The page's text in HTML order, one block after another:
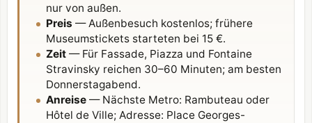
nur von außen.
Preis — Außenbesuch kostenlos; frühere
Museumstickets starteten bei 15 €.
Zeit — Für Fassade, Piazza und Fontaine
Stravinsky reichen 30–60 Minuten; am besten
Donnerstagabend.
Anreise — Nächste Metro: Rambuteau oder
Hôtel de Ville; Adresse: Place Georges-